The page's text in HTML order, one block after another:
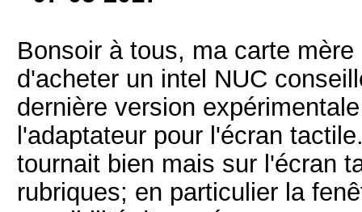
Bonsoir à tous, ma carte
d'acheter un intel NUC
dernière version
l'adaptateur pour l'écran
tournait bien mais sur l'écran
rubriques; en particulier la